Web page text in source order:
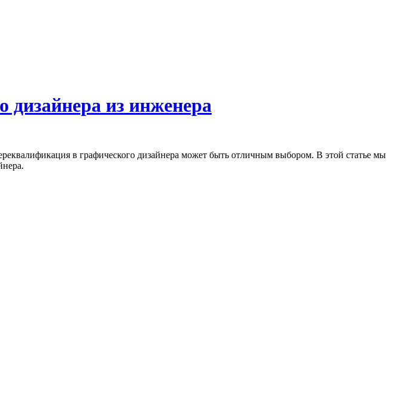
дизайнера из инженера
в графического дизайнера может быть отличным выбором. В этой статье мы